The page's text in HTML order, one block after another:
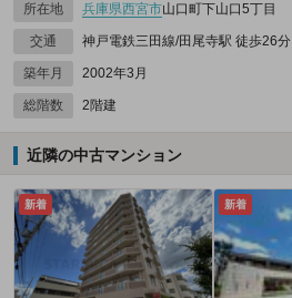
所在地 兵庫県西宮市山口町下山口5丁目
交通 神戸電鉄三田線/田尾寺駅 徒歩26分
築年月 2002年3月
総階数 2階建
近隣の中古マンション
新着 新着